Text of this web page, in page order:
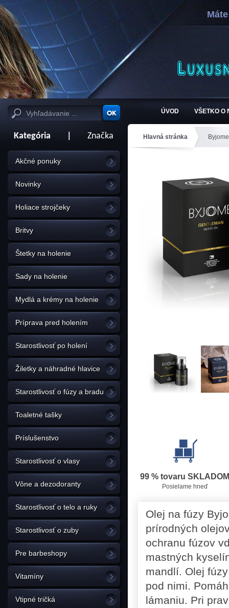
ÚVOD VŠETKO O
Kategória Značka
Akčné ponuky
Novinky
Holiace strojčeky
Britvy
Štetky na holenie
Sady na holenie
Mydlá a krémy na holenie
Príprava pred holením
Starostlivosť po holení
Žiletky a náhradné hlavice
Starostlivosť o fúzy a bradu
Toaletné tašky
Príslušenstvo
Starostlivosť o vlasy
Vône a dezodoranty
Starostlivosť o telo a ruky
Starostlivosť o zuby
Pre barbeshopy
Vitamíny
Vtipné tričká
Hlavná stránka Byjome
99 % tovaru SKLADOM
Posielame hneď
Olej na fúzy
prírodných
ochranu fúzov
mastných
mandlí. Olej
pod nimi.
lámaniu. Pri